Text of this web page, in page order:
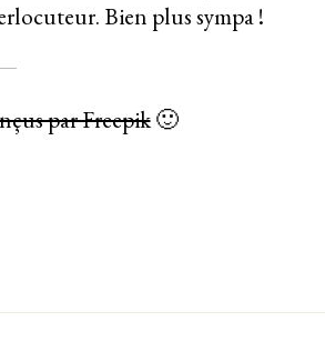
Bien plus sympa !
par Freepik🙂